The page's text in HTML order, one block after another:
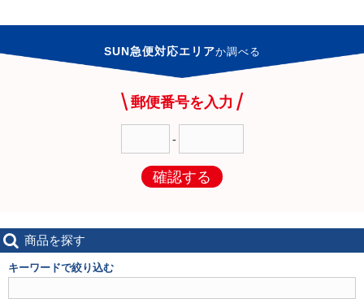
SUN急便対応エリアか調べる
郵便番号を入力
-
確認する
商品を探す
キーワードで絞り込む